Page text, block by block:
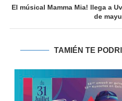
El músical Mamma Mia! llega a
de mayu
TAMIÉN TE